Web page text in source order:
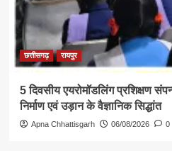
छत्तीसगढ़ रायपुर
5 दिवसीय एयरोमॉडलिंग प्रशिक्षण
निर्माण एवं उड़ान के वैज्ञानिक सिद्धांत
Apna Chhattisgarh 06/08/2026 0